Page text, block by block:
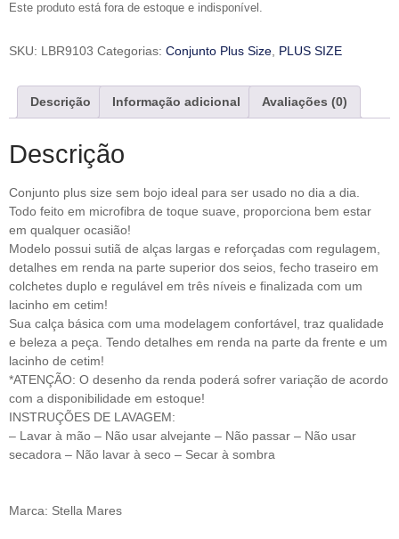
Este produto está fora de estoque e indisponível.
SKU: LBR9103 Categorias: Conjunto Plus Size PLUS SIZE
Descrição Informação adicional Avaliações (0)
Descrição
Conjunto plus size sem bojo ideal para ser usado no dia a dia.
Todo feito em microfibra de toque suave, proporciona bem estar
em qualquer ocasião!
Modelo possui sutiã de alças largas e reforçadas com regulagem,
detalhes em renda na parte superior dos seios, fecho traseiro em
colchetes duplo e regulável em três níveis e finalizada com um
lacinho em cetim!
Sua calça básica com uma modelagem confortável, traz qualidade
e beleza a peça. Tendo detalhes em renda na parte da frente e um
lacinho de cetim!
*ATENÇÃO: O desenho da renda poderá sofrer variação de acordo
com a disponibilidade em estoque!
INSTRUÇÕES DE LAVAGEM:
– Lavar à mão – Não usar alvejante – Não passar – Não usar
secadora – Não lavar à seco – Secar à sombra
Marca: Stella Mares